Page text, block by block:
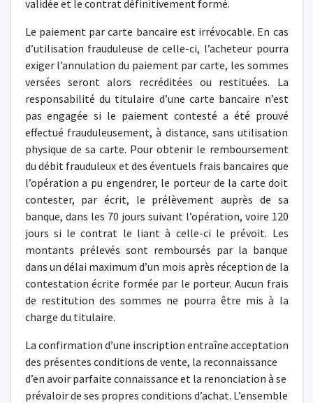
validée et le contrat définitivement formé.
Le paiement par carte bancaire est irrévocable. En cas
d’utilisation frauduleuse de celle-ci, l’acheteur pourra
exiger l’annulation du paiement par carte, les sommes
versées seront alors recréditées ou restituées. La
responsabilité du titulaire d’une carte bancaire n’est
pas engagée si le paiement contesté a été prouvé
effectué frauduleusement, à distance, sans utilisation
physique de sa carte. Pour obtenir le remboursement
du débit frauduleux et des éventuels frais bancaires que
l’opération a pu engendrer, le porteur de la carte doit
contester, par écrit, le prélèvement auprès de sa
banque, dans les 70 jours suivant l’opération, voire 120
jours si le contrat le liant à celle-ci le prévoit. Les
montants prélevés sont remboursés par la banque
dans un délai maximum d’un mois après réception de la
contestation écrite formée par le porteur. Aucun frais
de restitution des sommes ne pourra être mis à la
charge du titulaire.
La confirmation d’une inscription entraîne acceptation
des présentes conditions de vente, la reconnaissance
d’en avoir parfaite connaissance et la renonciation à se
prévaloir de ses propres conditions d’achat. L’ensemble